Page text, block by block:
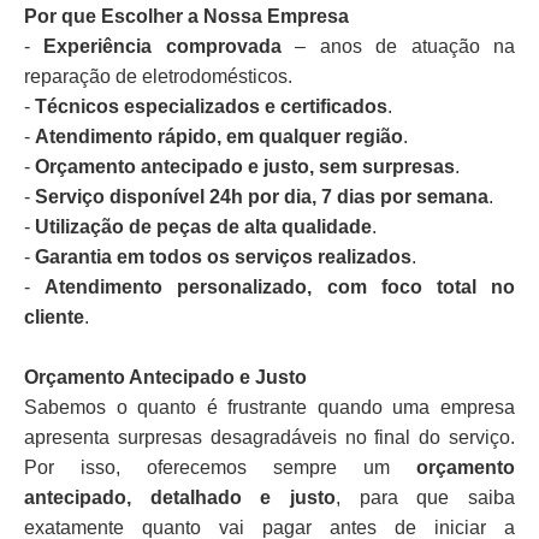
Por que Escolher a Nossa Empresa
-
Experiência comprovada– anos de atuação na
reparação de eletrodomésticos.
- Técnicos especializados e certificados.
- Atendimento rápido, em qualquer região.
- Orçamento antecipado e justo, sem surpresas.
- Serviço disponível 24h por dia, 7 dias por semana.
- Utilização de peças de alta qualidade.
- Garantia em todos os serviços realizados.
- Atendimento personalizado, com foco total no
cliente.
Orçamento Antecipado e Justo
Sabemos o quanto é frustrante quando uma empresa
apresenta surpresas desagradáveis no final do serviço.
Por isso, oferecemos sempre um orçamento
antecipado, detalhado e justo, para que saiba
exatamente quanto vai pagar antes de iniciar a